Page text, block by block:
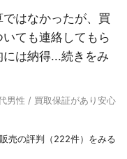
はなかったが、買
ても連絡してもら
には納得...続きをみ
男性 / 買取保証があり安心
売の評判（222件）をみる